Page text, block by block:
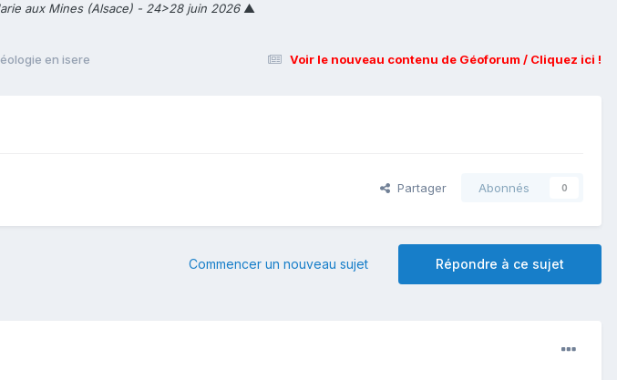
aux Mines (Alsace) - 24>28 juin 2026▲
Voir le nouveau contenu de Géoforum / Cliquez ici !
en isere
Partager Abonnés 0
Répondre à ce sujet
Commencer un nouveau sujet